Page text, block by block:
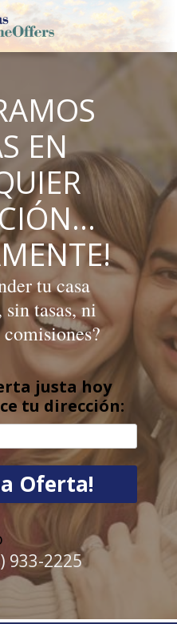
EN
tu casa
tasas, ni
justa hoy
tu dirección:
933-2225